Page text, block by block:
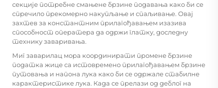
секције потребне смањене брзине подавања како би се
спречило прекомерно накупљање и спаљивање. Овај
захтев за константним прилагођавањем изазива
способност оператера да одржи глатку, доследну
технику заваривања.
Миг заварилац мора координирати промене брзине
податка жице са истовремено прилагођавањем брзине
путовања и напона лука како би се одржале стабилне
карактеристике лука. Када се прелази од деблог на